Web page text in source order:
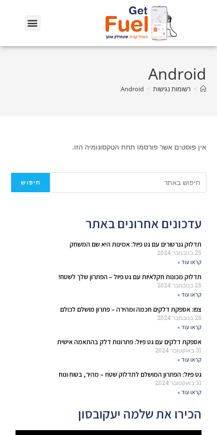
Android
> רשומות נגישות >
Android
אין פוסטים אשר פורסמו תחת הטקסונומיה הזו.
חיפוש
עדכונים אחרונים באתר
תדלוק גנרטורים עם גט פיול: אמינות היא שם המשחק
25 בנובמבר 2024
קראו עוד »
תדלוק מכונות חקלאיות עם גט פיול – הפתרון שלך לשטח!
25 בנובמבר 2024
קראו עוד »
צפו: אספקת דלקים חכמה ומהירה – פתרון מושלם לכולם
25 בנובמבר 2024
קראו עוד »
אספקת דלקים עם גט פיול: פתרונות דלק בהתאמה אישית
31 באוקטובר 2024
קראו עוד »
גט פיול: הפתרון המושלם לתדלוק שטח – מהיר, בטוח ונוח
31 באוקטובר 2024
קראו עוד »
הכירו את שלמה יעקובסון